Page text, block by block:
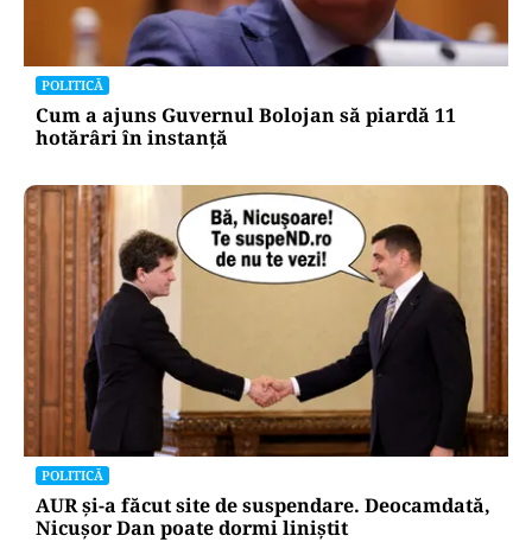
POLITICĂ
Cum a ajuns Guvernul Bolojan să piardă 11
hotărâri în instanță
POLITICĂ
AUR și-a făcut site de suspendare. Deocamdată,
Nicușor Dan poate dormi liniștit